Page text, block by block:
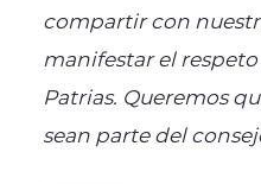
compartir con
manifestar el
Patrias. Queremos
sean parte del